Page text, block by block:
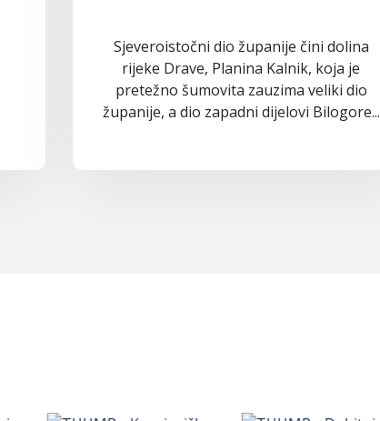
Sjeveroistočni dio županije čini dolina
rijeke Drave, Planina Kalnik, koja je
pretežno šumovita zauzima veliki dio
županije, a dio zapadni dijelovi Bilogore...